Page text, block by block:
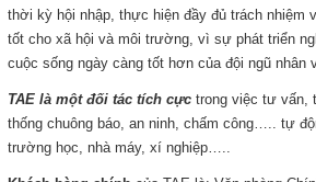
thời kỳ hội nhập, thực hiện đầy đủ trách nhiệm
tốt cho xã hội và môi trường, vì sự phát triển
cuộc sống ngày càng tốt hơn của đội ngũ nhân
TAE là một đối tác tích cực trong việc tư vấn,
thống chuông báo, an ninh, chấm công….. tự
trường học, nhà máy, xí nghiệp…..